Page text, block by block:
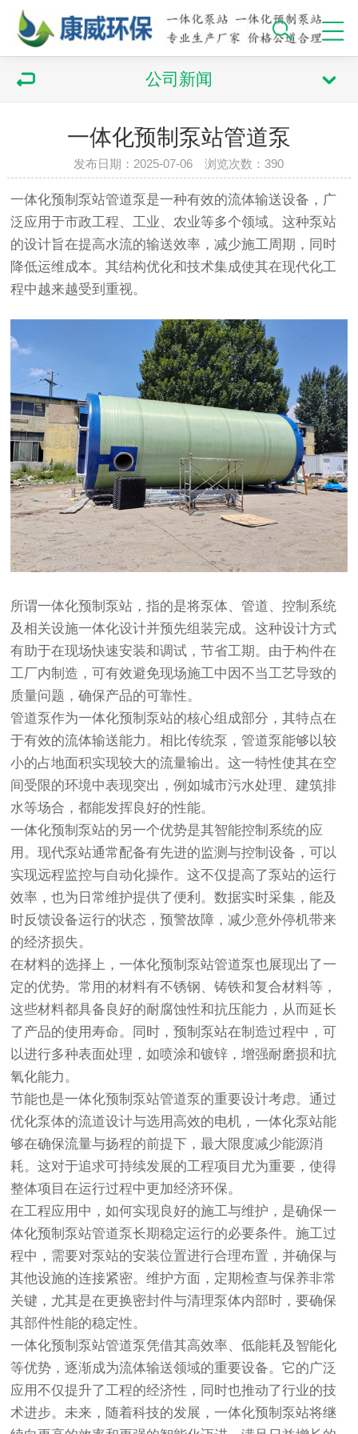
公司新闻
一体化预制泵站管道泵
发布日期：2025-07-06 浏览次数：390
一体化预制泵站管道泵是一种有效的流体输送设备，广
泛应用于市政工程、工业、农业等多个领域。这种泵站
的设计旨在提高水流的输送效率，减少施工周期，同时
降低运维成本。其结构优化和技术集成使其在现代化工
程中越来越受到重视。
所谓一体化预制泵站 ，指的是将泵体、管道、控制系统
及相关设施一体化设计并预先组装完成。这种设计方式
有助于在现场快速安装和调试，节省工期。由于构件在
工厂内制造，可有效避免现场施工中因不当工艺导致的
质量问题，确保产品的可靠性。
管道泵作为一体化预制泵站的核心组成部分，其特点在
于有效的流体输送能力。相比传统泵，管道泵能够以较
小的占地面积实现较大的流量输出。这一特性使其在空
间受限的环境中表现突出，例如城市污水处理、建筑排
水等场合，都能发挥良好的性能。
一体化预制泵站的另一个优势是其智能控制系统的应
用。现代泵站通常配备有先进的监测与控制设备，可以
实现远程监控与自动化操作。这不仅提高了泵站的运行
效率，也为日常维护提供了便利。数据实时采集，能及
时反馈设备运行的状态，预警故障，减少意外停机带来
的经济损失。
在材料的选择上，一体化预制泵站管道泵也展现出了一
定的优势。常用的材料有不锈钢、铸铁和复合材料等，
这些材料都具备良好的耐腐蚀性和抗压能力，从而延长
了产品的使用寿命。同时，预制泵站在制造过程中，可
以进行多种表面处理，如喷涂和镀锌，增强耐磨损和抗
氧化能力。
节能也是一体化预制泵站管道泵的重要设计考虑。通过
优化泵体的流道设计与选用高效的电机，一体化泵站能
够在确保流量与扬程的前提下，最大限度减少能源消
耗。这对于追求可持续发展的工程项目尤为重要，使得
整体项目在运行过程中更加经济环保。
在工程应用中，如何实现良好的施工与维护，是确保一
体化预制泵站管道泵长期稳定运行的必要条件。施工过
程中，需要对泵站的安装位置进行合理布置，并确保与
其他设施的连接紧密。维护方面，定期检查与保养非常
关键，尤其是在更换密封件与清理泵体内部时，要确保
其部件性能的稳定性。
一体化预制泵站管道泵凭借其高效率、低能耗及智能化
等优势，逐渐成为流体输送领域的重要设备。它的广泛
应用不仅提升了工程的经济性，同时也推动了行业的技
术进步。未来，随着科技的发展，一体化预制泵站将继